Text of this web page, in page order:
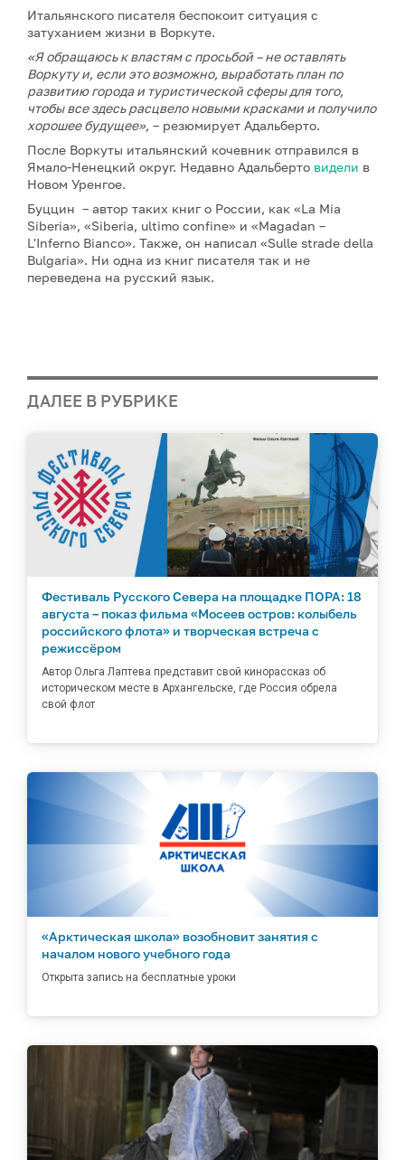
Итальянского писателя беспокоит ситуация с
затуханием жизни в Воркуте.
«Я обращаюсь к властям с просьбой – не оставлять
Воркуту и, если это возможно, выработать план по
развитию города и туристической сферы для того,
чтобы все здесь расцвело новыми красками и получило
хорошее будущее», – резюмирует Адальберто.
После Воркуты итальянский кочевник отправился в
Ямало-Ненецкий округ. Недавно Адальберто видели в
Новом Уренгое.
Буццин – автор таких книг о России, как «La Mia
Siberia», «Siberia, ultimo confine» и «Magadan –
L'Inferno Bianco». Также, он написал «Sulle strade della
Bulgaria». Ни одна из книг писателя так и не
переведена на русский язык.
ДАЛЕЕ В РУБРИКЕ
Фестиваль Русского Севера на площадке ПОРА: 18
августа – показ фильма «Мосеев остров: колыбель
российского флота» и творческая встреча с
режиссёром
Автор Ольга Лаптева представит свой кинорассказ об
историческом месте в Архангельске, где Россия обрела
свой флот
«Арктическая школа» возобновит занятия с
началом нового учебного года
Открыта запись на бесплатные уроки